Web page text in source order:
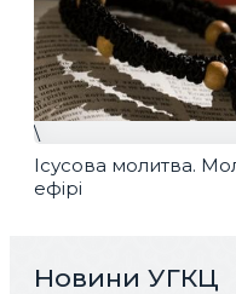
\
Ісусова молитва.
ефірі
Новини УГКЦ